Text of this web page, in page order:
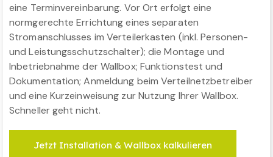
eine Terminvereinbarung. Vor Ort erfolgt eine
normgerechte Errichtung eines separaten
Stromanschlusses im Verteilerkasten (inkl. Personen-
und Leistungsschutzschalter); die Montage und
Inbetriebnahme der Wallbox; Funktionstest und
Dokumentation; Anmeldung beim Verteilnetzbetreiber
und eine Kurzeinweisung zur Nutzung Ihrer Wallbox.
Schneller geht nicht.
Jetzt Installation & Wallbox kalkulieren